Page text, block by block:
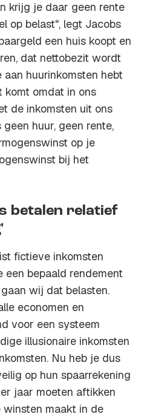
krijg je daar geen rente
op belast", legt Jacobs
een huis koopt en
dat nettobezit wordt
huurinkomsten hebt
komt omdat in ons
de inkomsten uit ons
huur, geen rente,
op je
bij het
betalen relatief
fictieve inkomsten
een bepaald rendement
wij dat belasten.
economen en
voor een systeem
illusionaire inkomsten
Nu heb je dus
op hun spaarrekening
jaar moeten aftikken
maakt in de